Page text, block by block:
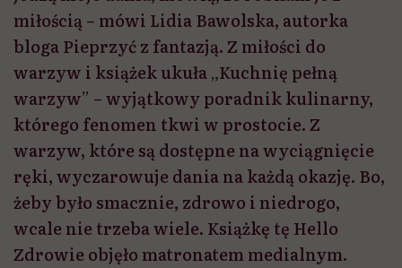
miłością – mówi Lidia Bawolska, autorka
bloga Pieprzyć z fantazją. Z miłości do
warzyw i książek ukuła „Kuchnię pełną
warzyw” – wyjątkowy poradnik kulinarny,
którego fenomen tkwi w prostocie. Z
warzyw, które są dostępne na wyciągnięcie
ręki, wyczarowuje dania na każdą okazję. Bo,
żeby było smacznie, zdrowo i niedrogo,
wcale nie trzeba wiele. Książkę tę Hello
Zdrowie objęło matronatem medialnym.